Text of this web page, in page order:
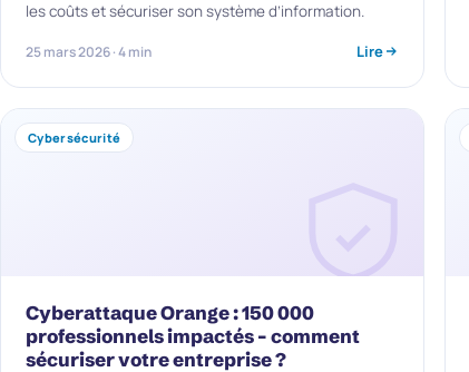
les coûts et sécuriser son système d’information.
25 mars 2026 · 4 min Lire
Cybersécurité
Cyberattaque Orange : 150 000
professionnels impactés – comment
sécuriser votre entreprise ?